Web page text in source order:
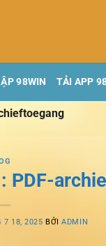
98WIN TẢI APP
PDF-
7 18, 2025 BỞIADMIN